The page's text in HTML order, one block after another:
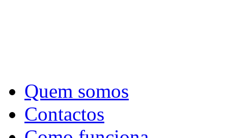
Quem somos
Contactos